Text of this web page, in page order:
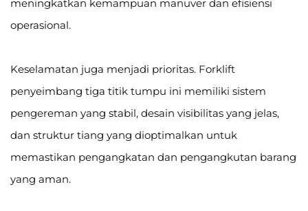
meningkatkan kemampuan manuver dan efisiensi
operasional.
Keselamatan juga menjadi prioritas. Forklift
penyeimbang tiga titik tumpu ini memiliki sistem
pengereman yang stabil, desain visibilitas yang jelas,
dan struktur tiang yang dioptimalkan untuk
memastikan pengangkatan dan pengangkutan barang
yang aman.